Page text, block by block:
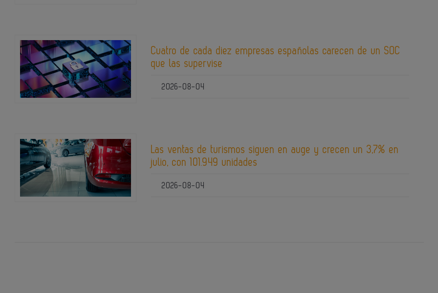
Cuatro de cada diez empresas españolas carecen de un SOC
que las supervise
2026-08-04
Las ventas de turismos siguen en auge y crecen un 3,7% en
julio, con 101.949 unidades
2026-08-04